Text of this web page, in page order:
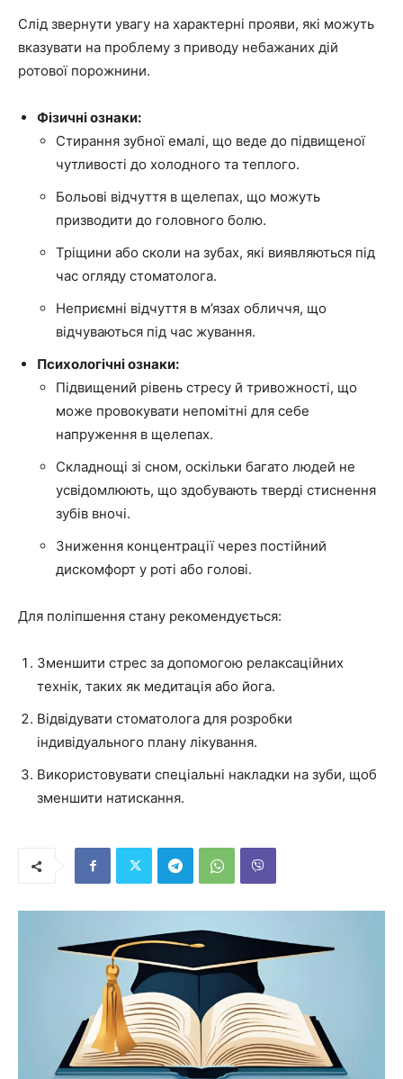
Слід звернути увагу на характерні прояви, які можуть
вказувати на проблему з приводу небажаних дій
ротової порожнини.
Фізичні ознаки:
Стирання зубної емалі, що веде до підвищеної
чутливості до холодного та теплого.
Больові відчуття в щелепах, що можуть
призводити до головного болю.
Тріщини або сколи на зубах, які виявляються під
час огляду стоматолога.
Неприємні відчуття в м’язах обличчя, що
відчуваються під час жування.
Психологічні ознаки:
Підвищений рівень стресу й тривожності, що
може провокувати непомітні для себе
напруження в щелепах.
Складнощі зі сном, оскільки багато людей не
усвідомлюють, що здобувають тверді стиснення
зубів вночі.
Зниження концентрації через постійний
дискомфорт у роті або голові.
Для поліпшення стану рекомендується:
Зменшити стрес за допомогою релаксаційних
технік, таких як медитація або йога.
Відвідувати стоматолога для розробки
індивідуального плану лікування.
Використовувати спеціальні накладки на зуби, щоб
зменшити натискання.